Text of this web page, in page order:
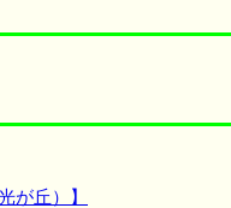
が丘）】